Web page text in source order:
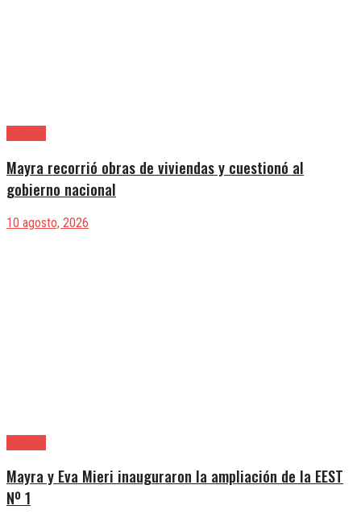
Mayra recorrió obras de viviendas y cuestionó al
gobierno nacional
10 agosto, 2026
Mayra y Eva Mieri inauguraron la ampliación de la EEST
Nº 1